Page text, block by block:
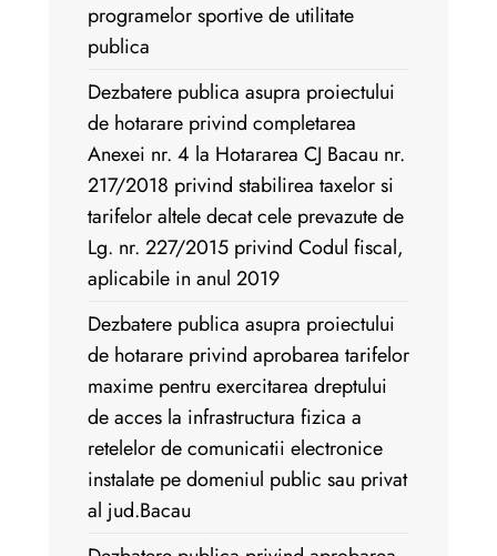
programelor sportive de utilitate
publica
Dezbatere publica asupra proiectului
de hotarare privind completarea
Anexei nr. 4 la Hotararea CJ Bacau nr.
217/2018 privind stabilirea taxelor si
tarifelor altele decat cele prevazute de
Lg. nr. 227/2015 privind Codul fiscal,
aplicabile in anul 2019
Dezbatere publica asupra proiectului
de hotarare privind aprobarea tarifelor
maxime pentru exercitarea dreptului
de acces la infrastructura fizica a
retelelor de comunicatii electronice
instalate pe domeniul public sau privat
al jud.Bacau